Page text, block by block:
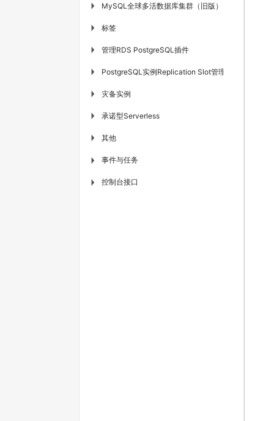
▶ MySQL全球多活数据库集群（旧版）
▶ 标签
▶ 管理RDS PostgreSQL插件
▶ PostgreSQL实例Replication Slot管理
▶ 灾备实例
▶ 承诺型Serverless
▶ 其他
▶ 事件与任务
▶ 控制台接口